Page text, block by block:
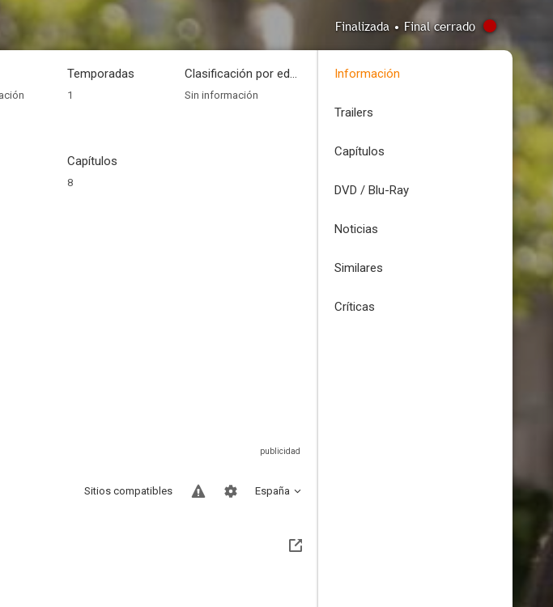
Finalizada • Final cerrado
Temporadas
1
Clasificación por edades
Sin información
Capítulos
8
España
Sitios compatibles
Información
Trailers
Capítulos
DVD / Blu-Ray
Noticias
Similares
Críticas